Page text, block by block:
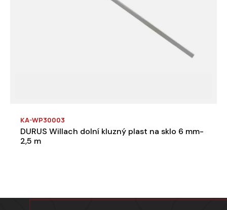
KA-WP30003
DURUS Willach dolní kluzný plast na sklo 6 mm-
2,5 m
Zápatí